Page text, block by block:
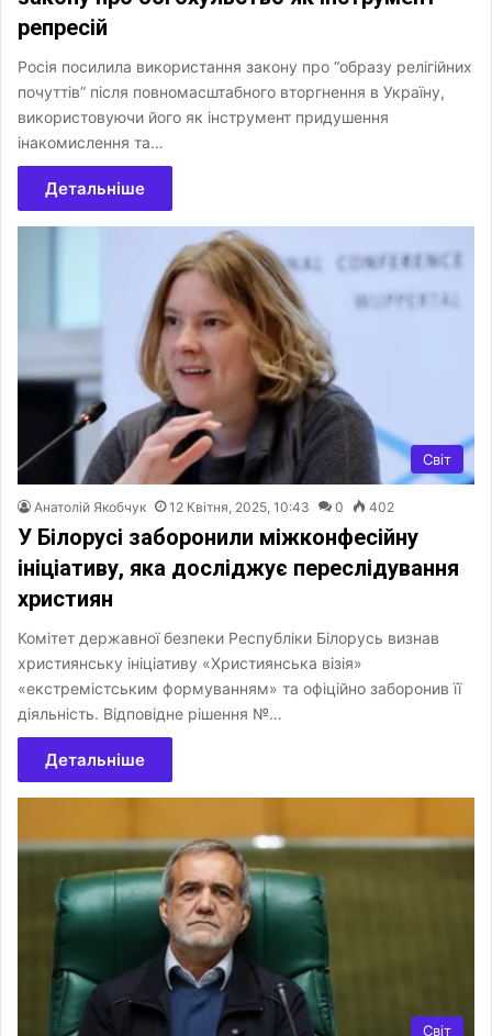
репресій
Росія посилила використання закону про “образу релігійних
почуттів” після повномасштабного вторгнення в Україну,
використовуючи його як інструмент придушення
інакомислення та…
Детальніше
Світ
Анатолій Якобчук 12 Квітня, 2025, 10:43 0 402
У Білорусі заборонили міжконфесійну
ініціативу, яка досліджує переслідування
християн
Комітет державної безпеки Республіки Білорусь визнав
християнську ініціативу «Християнська візія»
«екстремістським формуванням» та офіційно заборонив її
діяльність. Відповідне рішення №…
Детальніше
Світ